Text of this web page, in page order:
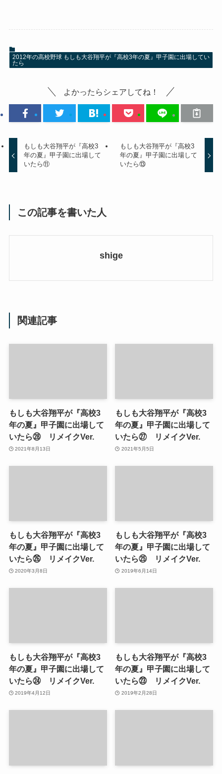
2012年の高校野球 もしも大谷翔平が『高校3年の夏』甲子園に出場してい
たら
よかったらシェアしてね！
もしも大谷翔平が『高校3
年の夏』甲子園に出場して
いたら⑪
もしも大谷翔平が『高校3
年の夏』甲子園に出場して
いたら⑬
この記事を書いた人
shige
関連記事
もしも大谷翔平が『高校3
年の夏』甲子園に出場して
いたら㉘ リメイクVer.
2021年8月13日
もしも大谷翔平が『高校3
年の夏』甲子園に出場して
いたら㉗ リメイクVer.
2021年5月5日
もしも大谷翔平が『高校3
年の夏』甲子園に出場して
いたら㉖ リメイクVer.
2020年3月8日
もしも大谷翔平が『高校3
年の夏』甲子園に出場して
いたら㉕ リメイクVer.
2019年6月14日
もしも大谷翔平が『高校3
年の夏』甲子園に出場して
いたら㉔ リメイクVer.
2019年4月12日
もしも大谷翔平が『高校3
年の夏』甲子園に出場して
いたら㉓ リメイクVer.
2019年2月28日